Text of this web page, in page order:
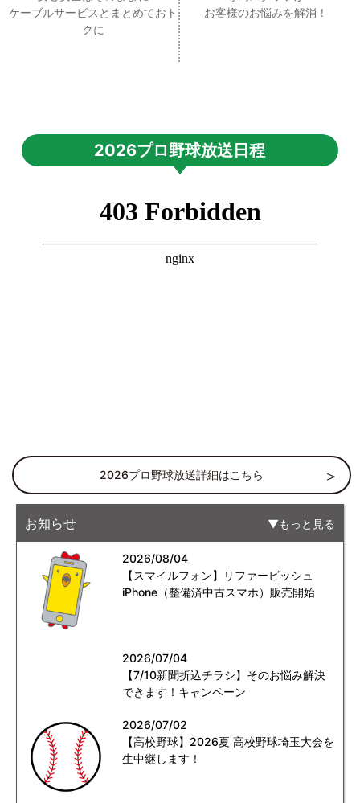
ケーブルサービスとまとめておト
クに
お客様のお悩みを解消！
2026プロ野球放送日程
2026プロ野球放送詳細はこちら
お知らせ もっと見る
2026/08/04
【スマイルフォン】リファービッシュ
iPhone（整備済中古スマホ）販売開始
2026/07/04
【7/10新聞折込チラシ】そのお悩み解決
できます！キャンペーン
2026/07/02
【高校野球】2026夏 高校野球埼玉大会を
生中継します！